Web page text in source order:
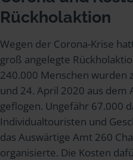
Rückholaktion
Wegen der Corona-Krise
groß angelegte
240.000 Menschen wurden
und 24. April 2020 aus dem
geflogen. Ungefähr 67.000
Individualtouristen und
das Auswärtige Amt 260
organisierte. Die Kosten